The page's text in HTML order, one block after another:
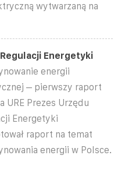
wytwarzaną na
Energetyki
energii
– pierwszy raport
URE Prezes Urzędu
Energetyki
raport na temat
energii w Polsce.